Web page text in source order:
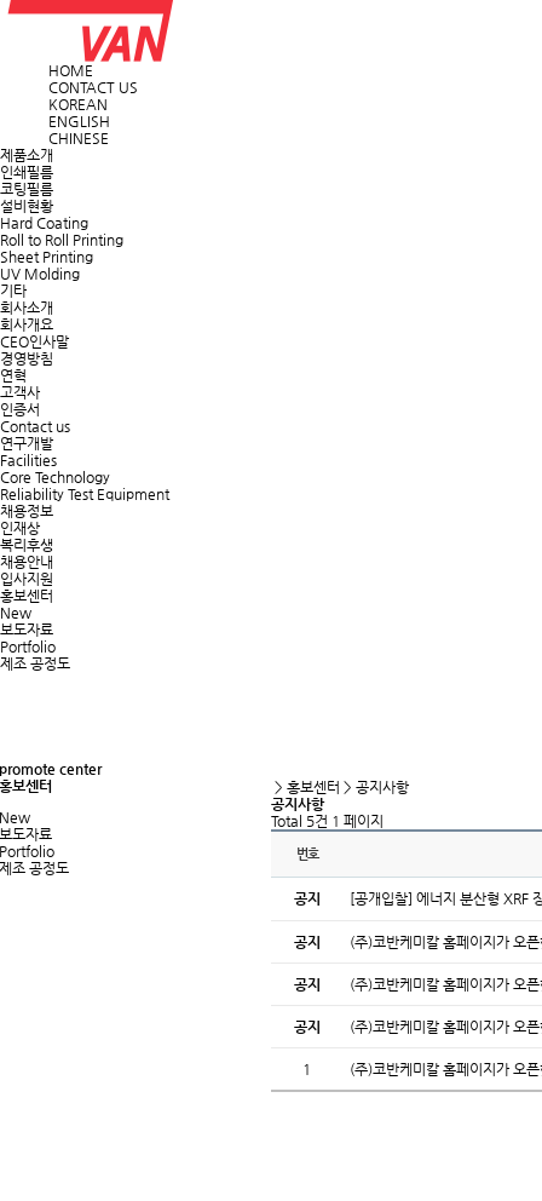
HOME
CONTACT US
KOREAN
ENGLISH
CHINESE
제품소개
인쇄필름
코팅필름
설비현황
Hard Coating
Roll to Roll Printing
Sheet Printing
UV Molding
기타
회사소개
회사개요
CEO인사말
경영방침
연혁
고객사
인증서
Contact us
연구개발
Facilities
Core Technology
Reliability Test Equipment
채용정보
인재상
복리후생
채용안내
입사지원
홍보센터
New
보도자료
Portfolio
제조 공정도
promote center
홍보센터
New
보도자료
Portfolio
제조 공정도
> 홍보센터 > 공지사항
공지사항
Total 5건 1 페이지
번호
공지 [공개입찰] 에너지 분산형 XRF
공지 (주)코반케미칼 홈페이지가 오
공지 (주)코반케미칼 홈페이지가 오
공지 (주)코반케미칼 홈페이지가 오
1 (주)코반케미칼 홈페이지가 오